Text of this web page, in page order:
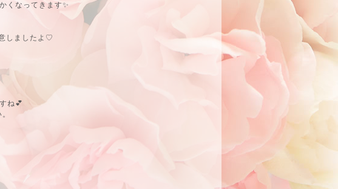
くなってきます✨
しましたよ♡
ね💕︎